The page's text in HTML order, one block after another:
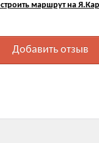
маршрут на
Добавить отзыв